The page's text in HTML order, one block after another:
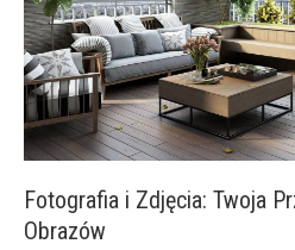
Fotografia i Zdjęcia: Twoja
Obrazów